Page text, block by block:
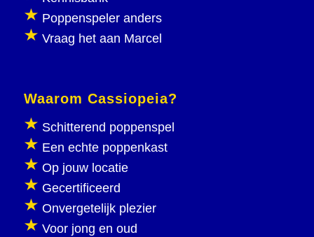
Poppenspeler anders
Vraag het aan Marcel
Waarom Cassiopeia?
Schitterend poppenspel
Een echte poppenkast
Op jouw locatie
Gecertificeerd
Onvergetelijk plezier
Voor jong en oud